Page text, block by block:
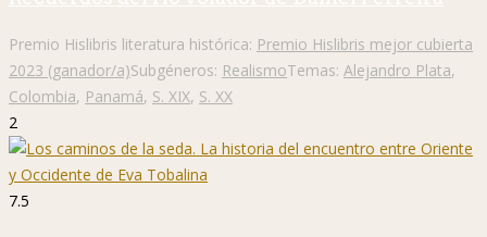
Premio Hislibris literatura histórica: Premio Hislibris mejor cubierta
2023 (ganador/a)Subgéneros: RealismoTemas: Alejandro Plata,
Colombia, Panamá, S. XIX, S. XX
2
7.5